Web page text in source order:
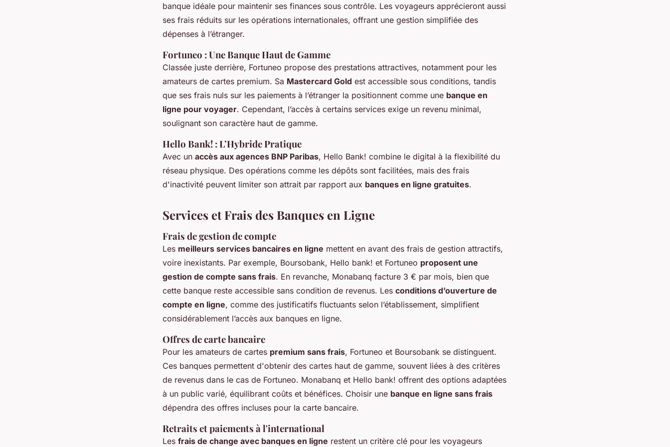
banque idéale pour maintenir ses finances sous contrôle. Les voyageurs apprécieront aussi
ses frais réduits sur les opérations internationales, offrant une gestion simplifiée des
dépenses à l’étranger.
Fortuneo : Une Banque Haut de Gamme
Classée juste derrière, Fortuneo propose des prestations attractives, notamment pour les
amateurs de cartes premium. Sa Mastercard Gold est accessible sous conditions, tandis
que ses frais nuls sur les paiements à l’étranger la positionnent comme une banque en
ligne pour voyager. Cependant, l’accès à certains services exige un revenu minimal,
soulignant son caractère haut de gamme.
Hello Bank! : L’Hybride Pratique
Avec un accès aux agences BNP Paribas, Hello Bank! combine le digital à la flexibilité du
réseau physique. Des opérations comme les dépôts sont facilitées, mais des frais
d'inactivité peuvent limiter son attrait par rapport aux banques en ligne gratuites.
Services et Frais des Banques en Ligne
Frais de gestion de compte
Les meilleurs services bancaires en ligne mettent en avant des frais de gestion attractifs,
voire inexistants. Par exemple, Boursobank, Hello bank! et Fortuneo proposent une
gestion de compte sans frais. En revanche, Monabanq facture 3 € par mois, bien que
cette banque reste accessible sans condition de revenus. Les conditions d’ouverture de
compte en ligne, comme des justificatifs fluctuants selon l’établissement, simplifient
considérablement l’accès aux banques en ligne.
Offres de carte bancaire
Pour les amateurs de cartes premium sans frais, Fortuneo et Boursobank se distinguent.
Ces banques permettent d'obtenir des cartes haut de gamme, souvent liées à des critères
de revenus dans le cas de Fortuneo. Monabanq et Hello bank! offrent des options adaptées
à un public varié, équilibrant coûts et bénéfices. Choisir une banque en ligne sans frais
dépendra des offres incluses pour la carte bancaire.
Retraits et paiements à l'international
Les frais de change avec banques en ligne restent un critère clé pour les voyageurs